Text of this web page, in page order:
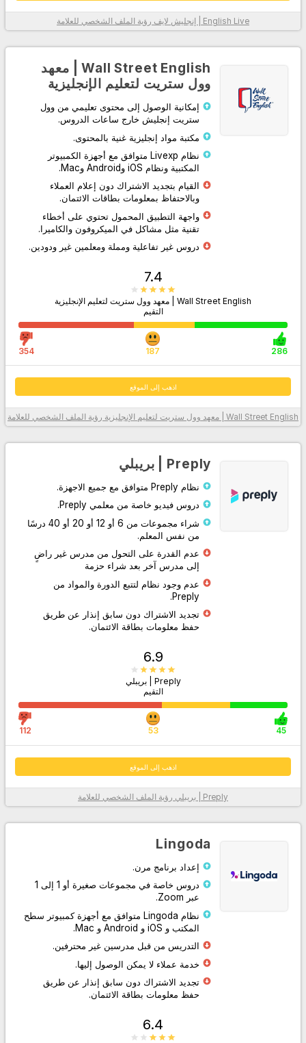
اذهب إلى الموقع
English Live | إنجليش لايف رؤية الملف الشخصي للعلامة
Wall Street English | معهد
وول ستريت لتعليم الإنجليزية
إمكانية الوصول إلى محتوى تعليمي من وول
ستريت إنجليش خارج ساعات الدروس.
مكتبة مواد إنجليزية غنية بالمحتوى.
نظام Livexp متوافق مع أجهزة الكمبيوتر
المكتبية ونظام iOS وAndroid وMac.
القيام بتجديد الاشتراك دون إعلام العملاء
وبالاحتفاظ بمعلومات بطاقات الائتمان.
واجهة التطبيق المحمول تحتوي على أخطاء
تقنية مثل مشاكل في الميكروفون والكاميرا.
دروس غير تفاعلية ومملة ومعلمين غير ودودين.
7.4
Wall Street English | معهد وول ستريت لتعليم الإنجليزية
التقيم
286
187
354
اذهب إلى الموقع
Wall Street English | معهد وول ستريت لتعليم الإنجليزية رؤية الملف الشخصي للعلامة
Preply | بريبلي
نظام Preply متوافق مع جميع الاجهزة.
دروس فيديو خاصة من معلمي Preply.
شراء مجموعات من 6 أو 12 أو 20 أو 40 درسًا
من نفس المعلم.
عدم القدرة على التحول من مدرس غير راضٍ
إلى مدرس آخر بعد شراء حزمة
عدم وجود نظام لتتبع الدورة والمواد من
Preply.
تجديد الاشتراك دون سابق إنذار عن طريق
حفظ معلومات بطاقة الائتمان.
6.9
Preply | بريبلي
التقيم
45
53
112
اذهب إلى الموقع
Preply | بريبلي رؤية الملف الشخصي للعلامة
Lingoda
إعداد برنامج مرن.
دروس خاصة في مجموعات صغيرة أو 1 إلى 1
عبر Zoom.
نظام Lingoda متوافق مع أجهزة كمبيوتر سطح
المكتب و iOS و Android و Mac.
التدريس من قبل مدرسين غير محترفين.
خدمة عملاء لا يمكن الوصول إليها.
تجديد الاشتراك دون سابق إنذار عن طريق
حفظ معلومات بطاقة الائتمان.
6.4